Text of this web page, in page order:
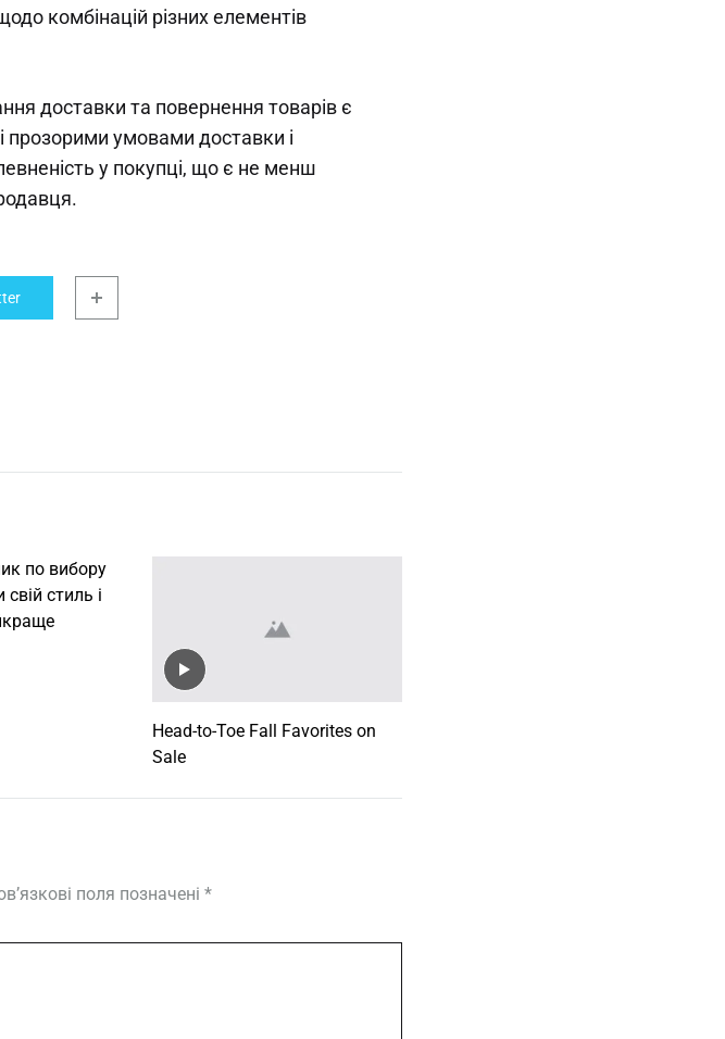
комбінацій різних елементів
доставки та повернення товарів є
умовами доставки і
у покупці, що є не менш
по вибору
стиль і
Head-to-Toe Fall Favorites on
Sale
поля позначені *